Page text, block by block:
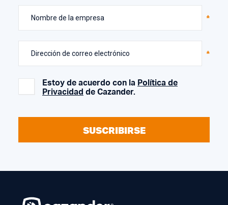
Nombre de la empresa
Dirección de correo electrónico
Estoy de acuerdo con la Política de
Privacidad de Cazander.
SUSCRIBIRSE